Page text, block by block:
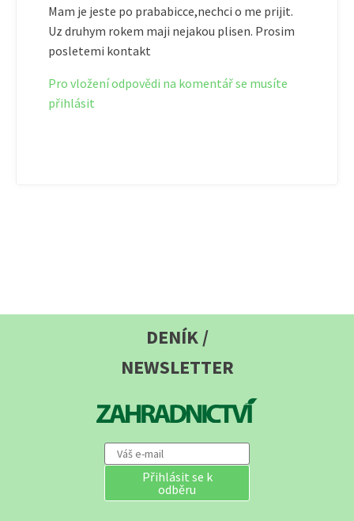
Mam je jeste po prababicce,nechci o me prijit.
Uz druhym rokem maji nejakou plisen. Prosim
posletemi kontakt
Pro vložení odpovědi na komentář se musíte
přihlásit
DENÍK /
NEWSLETTER
Přihlásit se k
odběru